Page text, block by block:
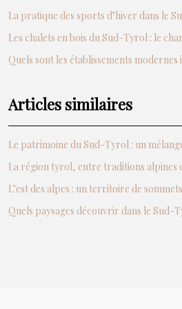
La pratique des sports d’hiver dans le
Les chalets en bois du Sud-Tyrol : le
Quels sont les établissements
Articles similaires
Le patrimoine du Sud-Tyrol : un
La région tyrol, entre traditions alpines
L’est des alpes : un territoire de
Quels paysages découvrir dans le Sud-